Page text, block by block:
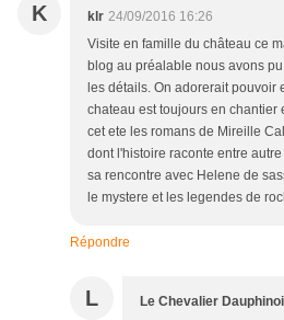
K klr 24/09/2016 16:26
Visite en famille du château ce
blog au préalable nous avons
les détails. On adorerait pouvoir
chateau est toujours en chantier
cet ete les romans de Mireille
dont l'histoire raconte entre
sa rencontre avec Helene de
le mystere et les legendes de
Répondre
L Le Chevalier